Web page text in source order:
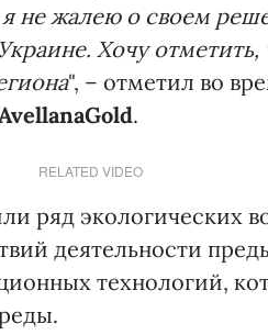
не жалею о своем
Хочу отметить,
", – отметил во
Gold.
RELATED VIDEO
ряд экологических
деятельности
технологий,